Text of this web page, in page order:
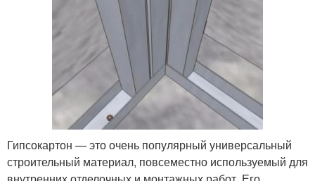
Гипсокартон — это очень популярный универсальный
строительный материал, повсеместно используемый для